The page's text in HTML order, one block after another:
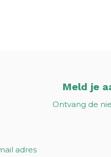
Meld je
Ontvang de